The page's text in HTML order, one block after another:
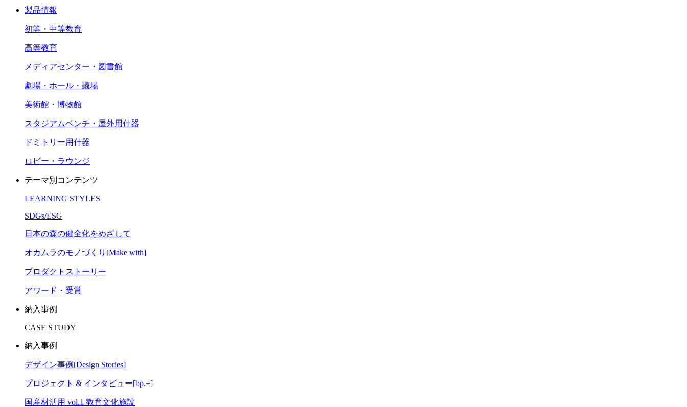
製品情報
初等・中等教育
高等教育
メディアセンター・図書館
劇場・ホール・議場
美術館・博物館
スタジアムベンチ・屋外用什器
ドミトリー用什器
ロビー・ラウンジ
テーマ別コンテンツ
LEARNING STYLES
SDGs/ESG
日本の森の健全化をめざして
オカムラのモノづくり[Make with]
プロダクトストーリー
アワード・受賞
納入事例
CASE STUDY
納入事例
デザイン事例[Design Stories]
プロジェクト & インタビュー[bp.+]
国産材活用 vol.1 教育文化施設